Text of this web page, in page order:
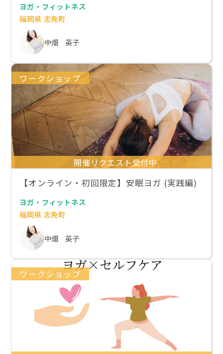
ヨガ・フィットネス
福岡県 志免町
中畑 英子
ワークショップ
開催リクエスト受付中
【オンライン・初回限定】安眠ヨガ (実践編)
ヨガ・フィットネス
福岡県 志免町
中畑 英子
ワークショップ